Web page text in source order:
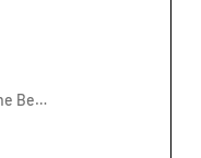
Handwerk / gewerblich-technische Berufe (212)